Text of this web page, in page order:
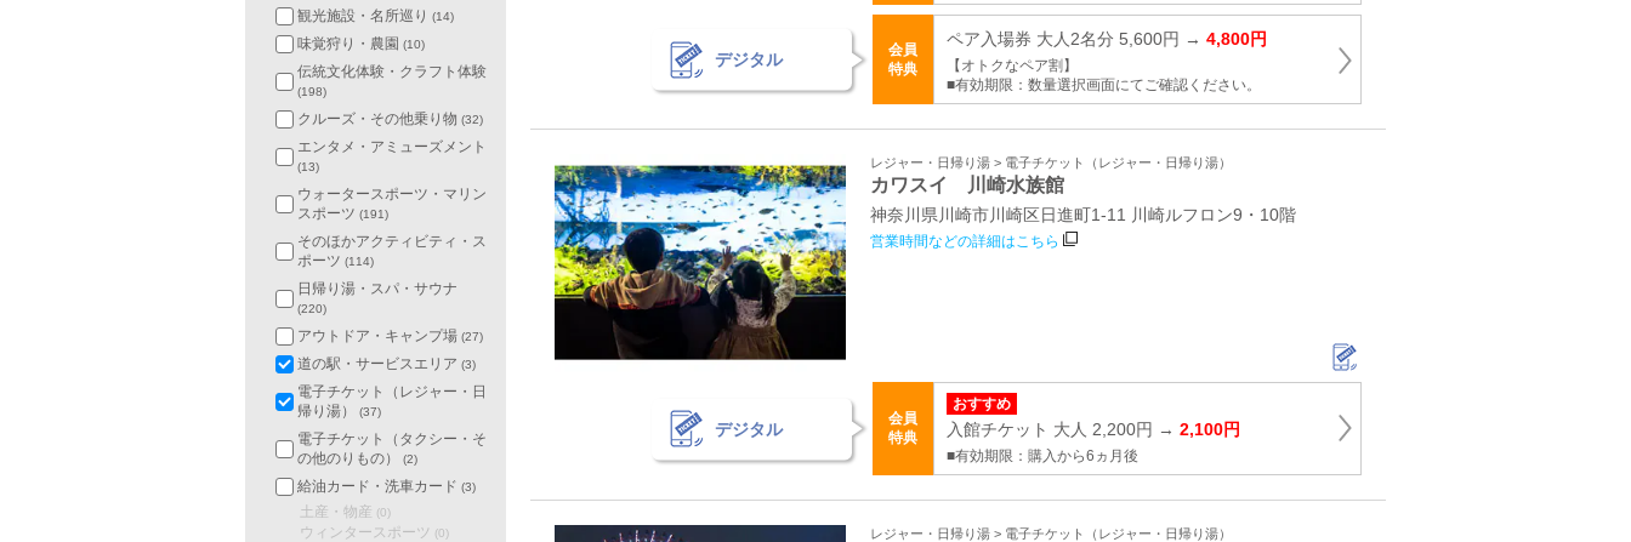
デジタル
会員
特典
ペア入場券 大人2名分 5,600円 → 4,800円
【オトクなペア割】
■有効期限：数量選択画面にてご確認ください。
レジャー・日帰り湯 > 電子チケット（レジャー・日帰り湯）
カワスイ 川崎水族館
神奈川県川崎市川崎区日進町1-11 川崎ルフロン9・10階
営業時間などの詳細はこちら
デジタル
会員
特典
おすすめ
入館チケット 大人 2,200円 → 2,100円
■有効期限：購入から6ヵ月後
レジャー・日帰り湯 > 電子チケット（レジャー・日帰り湯）
観光施設・名所巡り (14)
味覚狩り・農園 (10)
伝統文化体験・クラフト体験
(198)
クルーズ・その他乗り物 (32)
エンタメ・アミューズメント
(13)
ウォータースポーツ・マリン
スポーツ (191)
そのほかアクティビティ・ス
ポーツ (114)
日帰り湯・スパ・サウナ
(220)
アウトドア・キャンプ場 (27)
道の駅・サービスエリア (3)
電子チケット（レジャー・日
帰り湯）
(37)
電子チケット（タクシー・そ
の他のりもの）
(2)
給油カード・洗車カード (3)
土産・物産 (0)
ウィンタースポーツ (0)